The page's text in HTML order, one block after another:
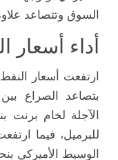
السوق وتتصاعد
أداء أسعار
ارتفعت أسعار
بتصاعد الصراع
للبرميل، فيما
الوسيط الأميركي بنحو 0.5% إلى 75.23